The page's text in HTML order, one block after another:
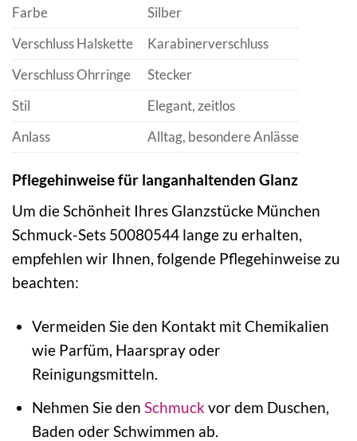
Farbe
Silber
Verschluss Halskette
Karabinerverschluss
Verschluss Ohrringe
Stecker
Stil
Elegant, zeitlos
Anlass
Alltag, besondere Anlässe
Pflegehinweise für langanhaltenden Glanz
Um die Schönheit Ihres Glanzstücke München
Schmuck-Sets 50080544 lange zu erhalten,
empfehlen wir Ihnen, folgende Pflegehinweise zu
beachten:
Vermeiden Sie den Kontakt mit Chemikalien
wie Parfüm, Haarspray oder
Reinigungsmitteln.
Nehmen Sie den Schmuck vor dem Duschen,
Baden oder Schwimmen ab.